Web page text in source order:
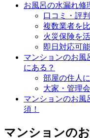
お風呂の水漏れ修
口コミ・評
複数業者を
火災保険を
即日対応可
マンションのお風
にある？
部屋の住人
大家・管理
マンションのお風
須！
マンションの